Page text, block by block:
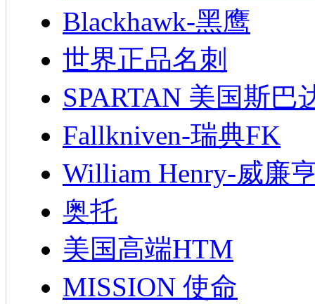
Blackhawk-黑鹰
世界正品名刺
SPARTAN 美国斯巴
Fallkniven-瑞典FK
William Henry-威廉
奥托
美国高端HTM
MISSION 使命